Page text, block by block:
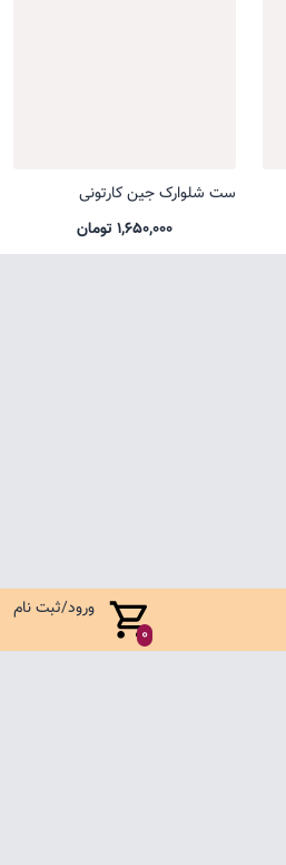
0
ورود/ثبت نام
ست شلوارک جین کارتونی
1,650,000 تومان